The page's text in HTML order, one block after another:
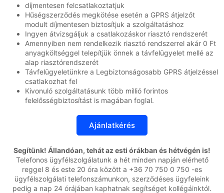
díjmentesen felcsatlakoztatjuk
Hűségszerződés megkötése esetén a GPRS átjelzőt
modult díjmentesen biztosítjuk a szolgáltatáshoz
Ingyen átvizsgáljuk a csatlakozáskor riasztó rendszerét
Amennyiben nem rendelkezik riasztó rendszerrel akár 0 Ft
anyagköltséggel telepítjük önnek a távfelügyelet mellé az
alap riasztórendszerét
Távfelügyeletünkre a Legbiztonságosabb GPRS átjelzéssel
csatlakozhat fel
Kivonuló szolgáltatásunk több millió forintos
felelősségbiztosítást is magában foglal.
Segítünk! Állandóan, tehát az esti órákban és hétvégén is!
Telefonos ügyfélszolgálatunk a hét minden napján elérhető
reggel 8 és este 20 óra között a +36 70 750 0 750 -es
ügyfélszolgálati telefonszámunkon, szerződéses ügyfeleink
pedig a nap 24 órájában kaphatnak segítséget kollégáinktól.